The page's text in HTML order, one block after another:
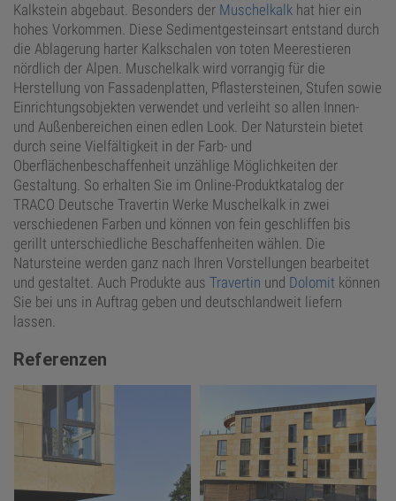
Kalkstein abgebaut. Besonders der Muschelkalk hat hier ein
hohes Vorkommen. Diese Sedimentgesteinsart entstand durch
die Ablagerung harter Kalkschalen von toten Meerestieren
nördlich der Alpen. Muschelkalk wird vorrangig für die
Herstellung von Fassadenplatten, Pflastersteinen, Stufen sowie
Einrichtungsobjekten verwendet und verleiht so allen Innen-
und Außenbereichen einen edlen Look. Der Naturstein bietet
durch seine Vielfältigkeit in der Farb- und
Oberflächenbeschaffenheit unzählige Möglichkeiten der
Gestaltung. So erhalten Sie im Online-Produktkatalog der
TRACO Deutsche Travertin Werke Muschelkalk in zwei
verschiedenen Farben und können von fein geschliffen bis
gerillt unterschiedliche Beschaffenheiten wählen. Die
Natursteine werden ganz nach Ihren Vorstellungen bearbeitet
und gestaltet. Auch Produkte aus Travertin und Dolomit können
Sie bei uns in Auftrag geben und deutschlandweit liefern
lassen.
Referenzen